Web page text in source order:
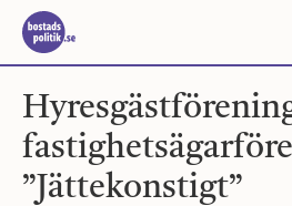
”Jättekonstigt”